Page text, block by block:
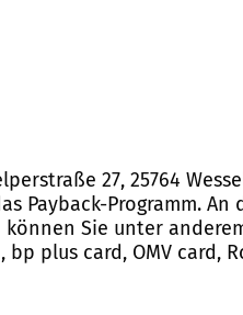
27, 25764
Payback-Programm.
Sie unter
bp plus card, OMV